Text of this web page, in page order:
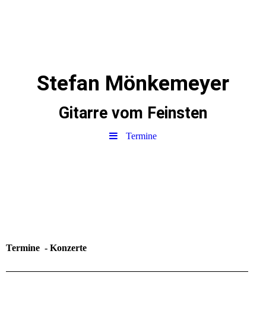
Stefan Mönkemeyer
Gitarre vom Feinsten
Termine
Termine - Konzerte